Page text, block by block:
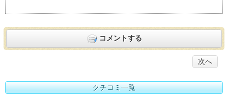
コメントする
次へ
クチコミ一覧